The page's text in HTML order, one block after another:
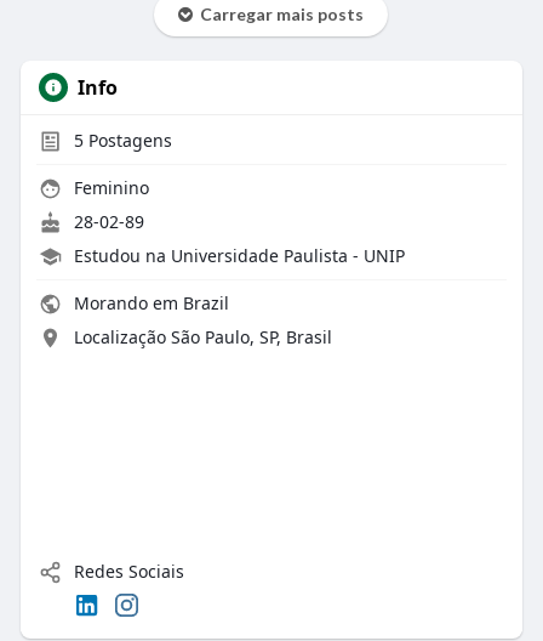
Carregar mais posts
Info
5Postagens
Feminino
28-02-89
Estudou na Universidade Paulista - UNIP
Morando em Brazil
Localização São Paulo, SP, Brasil
Redes Sociais